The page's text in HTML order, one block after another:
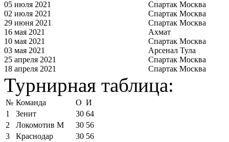
05 июля 2021
Спартак Москва
02 июля 2021
Спартак Москва
29 июня 2021
Спартак Москва
16 мая 2021
Ахмат
10 мая 2021
Спартак Москва
03 мая 2021
Арсенал Тула
25 апреля 2021
Спартак Москва
18 апреля 2021
Спартак Москва
Турнирная таблица:
№ Команда О И
1
Зенит 30 64
2
Локомотив М 30 56
3
Краснодар 30 56